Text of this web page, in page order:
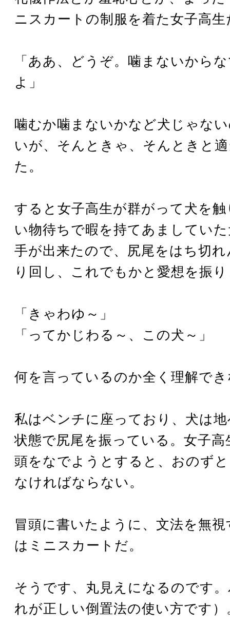
ニスカートの制服を着た女子高生
「ああ、どうぞ。噛まないから
よ」
噛むか噛まないかなど犬じゃな
いが、そんときゃ、そんときと
た。
すると女子高生が群がって犬を
い物待ちで暇を持てあましてい
手が出来たので、尻尾をはち切
り回し、これでもかと愛想を振
「きゃわゆ～」
「ってかじわる～、この犬～」
何を言っているのか全く理解で
私はベンチに座っており、犬は
状態で尻尾を振っている。女子
頭をなでようとすると、おのず
なければならない。
冒頭に書いたように、文法を無
はミニスカートだ。
そうです、丸見えになるのです
れが正しい倒置法の使い方です）